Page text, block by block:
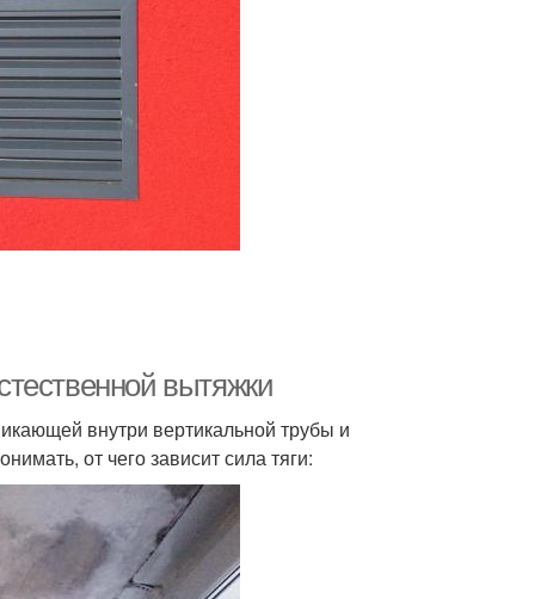
вытяжки
внутри вертикальной трубы и
от чего зависит сила тяги: